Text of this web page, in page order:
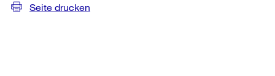
Seite drucken